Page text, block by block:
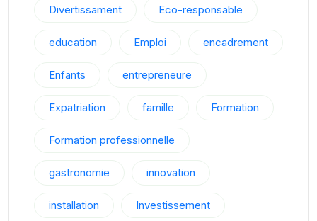
Divertissament Eco-responsable
education Emploi encadrement
Enfants entrepreneure
Expatriation famille Formation
Formation professionnelle
gastronomie innovation
installation Investissement